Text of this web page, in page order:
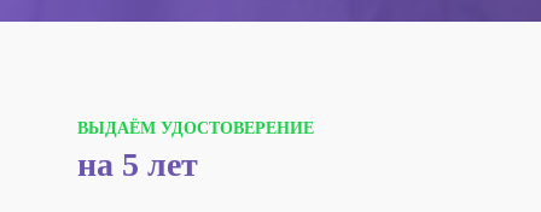
ВЫДАЁМ УДОСТОВЕРЕНИЕ
на 5 лет